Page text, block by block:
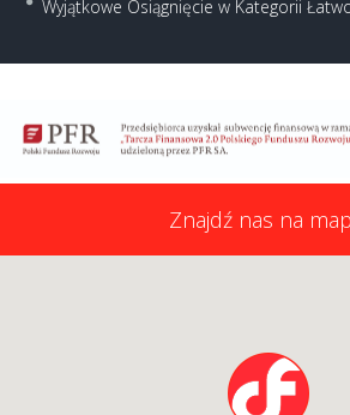
Wyjątkowe Osiągnięcie w Kategorii
Znajdź nas na